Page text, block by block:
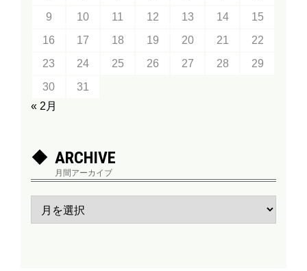
9
10 11 12 13 14
15
16
17 18 19 20 21
22
23
24 25 26 27 28
29
30
31
« 2月
ARCHIVE
月間アーカイブ